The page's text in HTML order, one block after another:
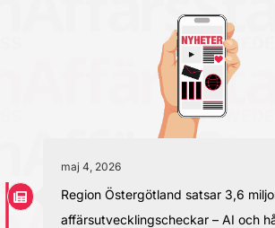
maj 4, 2026
Region Östergötland satsar 3,6
affärsutvecklingscheckar – AI och